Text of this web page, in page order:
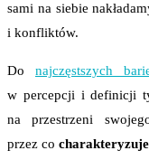
sami na siebie
i konfliktów.
Do najczęstszych
w percepcji i definicji
na przestrzeni
przez co